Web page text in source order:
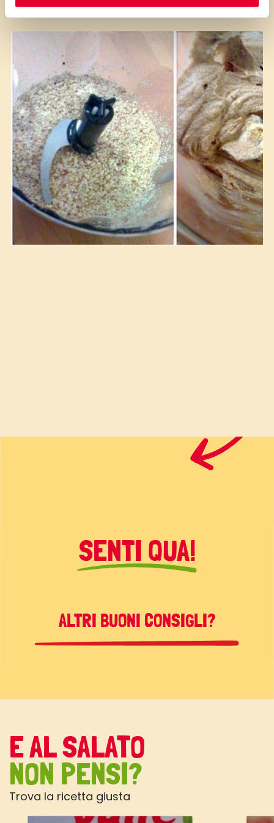
non è soffice e cremoso
SENTI QUA!
ALTRI BUONI CONSIGLI?
E AL SALATO
NON PENSI?
Trova la ricetta giusta